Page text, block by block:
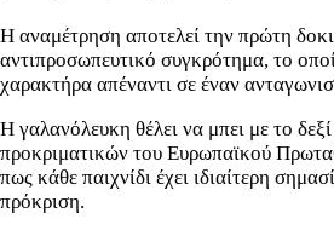
Η αναμέτρηση αποτελεί την πρώτη
αντιπροσωπευτικό συγκρότημα, το
χαρακτήρα απέναντι σε έναν
Η γαλανόλευκη θέλει να μπει με το
προκριματικών του Ευρωπαϊκού
πως κάθε παιχνίδι έχει ιδιαίτερη
πρόκριση.